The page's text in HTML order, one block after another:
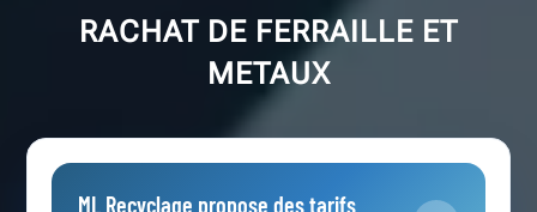
RACHAT DE FERRAILLE ET
METAUX
ML Recyclage propose des tarifs